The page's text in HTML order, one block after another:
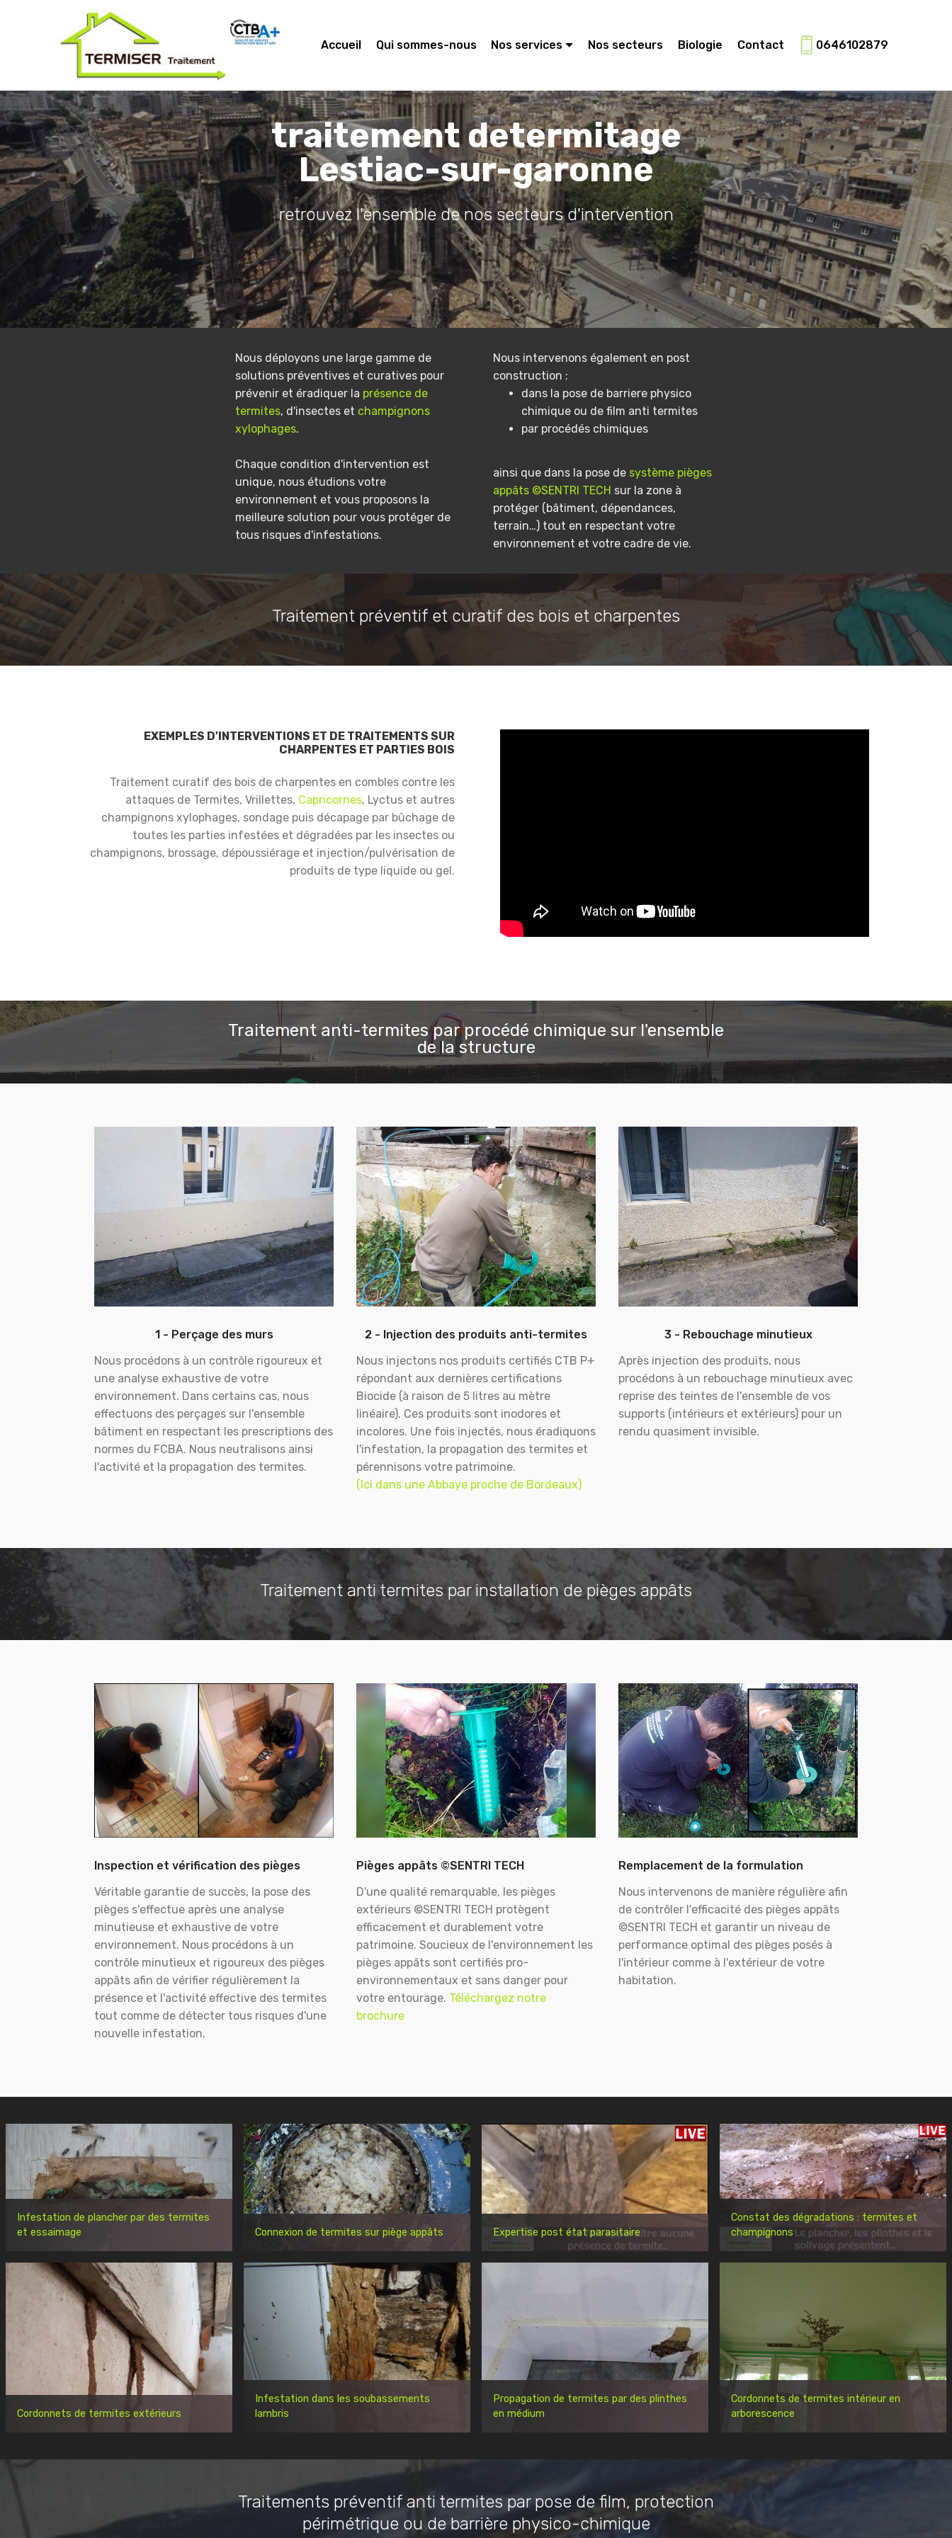
Accueil Qui sommes-nous Nos services Nos secteurs Biologie Contact 0646102879
traitement determitage
Lestiac-sur-garonne
retrouvez l'ensemble de nos secteurs d'intervention
Nous déployons une large gamme de
solutions préventives et curatives pour
prévenir et éradiquer la présence de
termites, d'insectes et champignons
xylophages.
Chaque condition d'intervention est
unique, nous étudions votre
environnement et vous proposons la
meilleure solution pour vous protéger de
tous risques d'infestations.
Nous intervenons également en post
construction :
dans la pose de barriere physico
chimique ou de film anti termites
par procédés chimiques
ainsi que dans la pose de système pièges
appâts ©SENTRI TECH sur la zone à
protéger (bâtiment, dépendances,
terrain…) tout en respectant votre
environnement et votre cadre de vie.
Traitement préventif et curatif des bois et charpentes
EXEMPLES D'INTERVENTIONS ET DE TRAITEMENTS SUR
CHARPENTES ET PARTIES BOIS
Traitement curatif des bois de charpentes en combles contre les
attaques de Termites, Vrillettes, Capricornes, Lyctus et autres
champignons xylophages, sondage puis décapage par bûchage de
toutes les parties infestées et dégradées par les insectes ou
champignons, brossage, dépoussiérage et injection/pulvérisation de
produits de type liquide ou gel.
Traitement anti-termites par procédé chimique sur l'ensemble
de la structure
1 - Perçage des murs
Nous procédons à un contrôle rigoureux et
une analyse exhaustive de votre
environnement. Dans certains cas, nous
effectuons des perçages sur l'ensemble
bâtiment en respectant les prescriptions des
normes du FCBA. Nous neutralisons ainsi
l'activité et la propagation des termites.
2 - Injection des produits anti-termites
Nous injectons nos produits certifiés CTB P+
répondant aux dernières certifications
Biocide (à raison de 5 litres au mètre
linéaire). Ces produits sont inodores et
incolores. Une fois injectés, nous éradiquons
l'infestation, la propagation des termites et
pérennisons votre patrimoine.
(Ici dans une Abbaye proche de Bordeaux)
3 - Rebouchage minutieux
Après injection des produits, nous
procédons à un rebouchage minutieux avec
reprise des teintes de l'ensemble de vos
supports (intérieurs et extérieurs) pour un
rendu quasiment invisible.
Traitement anti termites par installation de pièges appâts
Inspection et vérification des pièges
Véritable garantie de succès, la pose des
pièges s'effectue après une analyse
minutieuse et exhaustive de votre
environnement. Nous procédons à un
contrôle minutieux et rigoureux des pièges
appâts afin de vérifier régulièrement la
présence et l'activité effective des termites
tout comme de détecter tous risques d'une
nouvelle infestation.
Pièges appâts ©SENTRI TECH
D'une qualité remarquable, les pièges
extérieurs ©SENTRI TECH protègent
efficacement et durablement votre
patrimoine. Soucieux de l'environnement les
pièges appâts sont certifiés pro-
environnementaux et sans danger pour
votre entourage. Téléchargez notre
brochure
Remplacement de la formulation
Nous intervenons de manière régulière afin
de contrôler l'efficacité des pièges appâts
©SENTRI TECH et garantir un niveau de
performance optimal des pièges posés à
l'intérieur comme à l'extérieur de votre
habitation.
Infestation de plancher par des termites
et essaimage
Connexion de termites sur piège appâts Expertise post état parasitaire
Constat des dégradations : termites et
champignons
Cordonnets de termites extérieurs
Infestation dans les soubassements
lambris
Propagation de termites par des plinthes
en médium
Cordonnets de termites intérieur en
arborescence
Traitements préventif anti termites par pose de film, protection
périmétrique ou de barrière physico-chimique